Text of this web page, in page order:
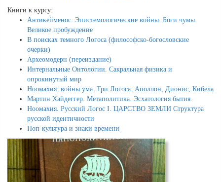
Книги к курсу:
Антикейменос. Эпистемологические войны. Боги чумы.
Великое пробуждение
В поисках темного Логоса (философско-богословские
очерки)
Археомодерн (переиздание)
Интернальные Онтологии. Сакральная физика и
опрокинутый мир
Ноомахия: войны ума. Три Логоса: Аполлон, Дионис, Кибела
Мартин Хайдеггер. Метаполитика. Эсхатология бытия.
Ноомахия. Русский Логос I. ЦАРСТВО ЗЕМЛИ Структура
русской идентичности
Поп-культура и знаки времени